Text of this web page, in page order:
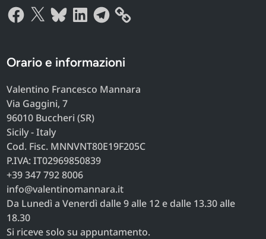
Facebook
X BlueskyLinkedInTelegram
Orario e informazioni
Valentino Francesco Mannara
Via Gaggini, 7
96010 Buccheri (SR)
Sicily - Italy
Cod. Fisc. MNNVNT80E19F205C
P.IVA: IT02969850839
+39 347 792 8006
info@valentinomannara.it
Da Lunedì a Venerdì dalle 9 alle 12 e dalle 13.30 alle
18.30
Si riceve solo su appuntamento.